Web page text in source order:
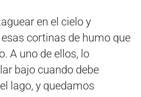
en el cielo y
cortinas de humo que
A uno de ellos, lo
bajo cuando debe
lago, y quedamos